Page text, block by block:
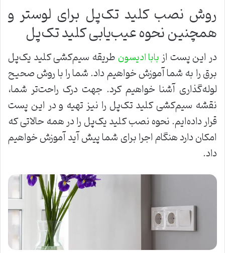
روش نصب کلید تک‌پل برای لوستر و
همچنین نحوه عیب‌یابی کلید تک‌پل
در این پست ازبابا ادیسونطریقه سیم‌کشی کلید یک‌پل
برق را به شما آموزش خواهیم داد. شما را با روش صحیح
لوله‌گذاری آشنا خواهیم کرد. جهت درک راحت‌تر شما،
نقشه‌ سیم‌کشی کلید تک‌پل را نیز تهیه و در این پست
قرار داده‌ایم. نحوه نصب کلید یک‌پل را در همه حالاتی که
امکان دارد هنگام اجرا برای شما پیش آید آموزش خواهیم
داد.